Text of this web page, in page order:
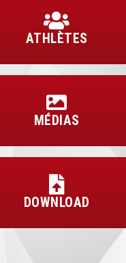
ATHLÈTES
MÉDIAS
DOWNLOAD